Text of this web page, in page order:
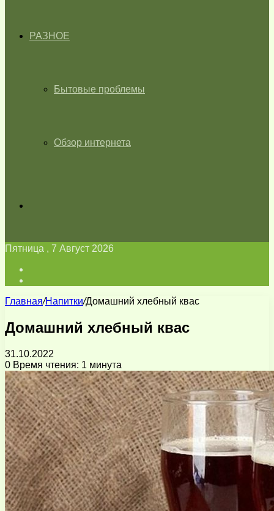
РАЗНОЕ
Бытовые проблемы
Обзор интернета
Пятница , 7 Август 2026
Главная/Напитки/Домашний хлебный квас
Домашний хлебный квас
31.10.2022
0 Время чтения: 1 минута